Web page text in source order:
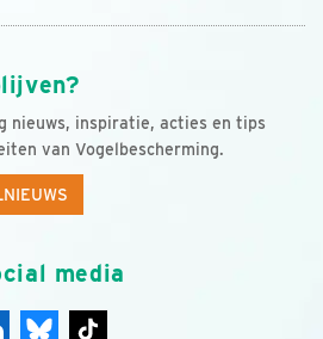
nieuws, inspiratie, acties en tips
van Vogelbescherming.
media